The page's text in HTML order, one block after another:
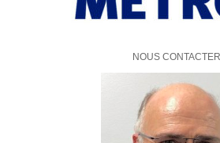
NOUS CONTACTER